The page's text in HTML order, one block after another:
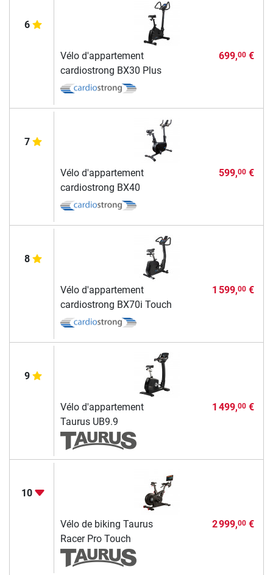
6
Vélo d'appartement
cardiostrong BX30 Plus
699,00€
7
Vélo d'appartement
cardiostrong BX40
599,00€
8
Vélo d'appartement
cardiostrong BX70i Touch
1 599,00€
9
Vélo d'appartement
Taurus UB9.9
1 499,00€
10
Vélo de biking Taurus
Racer Pro Touch
2 999,00€